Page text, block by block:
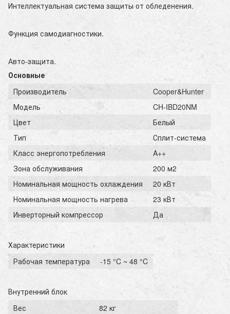
Интеллектуальная система защиты от обледенения.
Функция самодиагностики.
Авто-защита.
Основные
Производитель
Cooper&Hunter
Модель
CH-IBD20NM
Цвет
Белый
Тип
Сплит-система
Класс энергопотребления
A++
Зона обслуживания
200 м2
Номинальная мощность охлаждения
20 кВт
Номинальная мощность нагрева
23 кВт
Инверторный компрессор
Да
Характеристики
Рабочая температура
-15 °C ~ 48 °C
Внутренний блок
Вес
82 кг